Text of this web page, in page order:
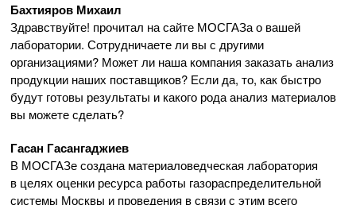
Бахтияров Михаил
Здравствуйте! прочитал на сайте МОСГАЗа о вашей
лаборатории. Сотрудничаете ли вы с другими
организациями? Может ли наша компания заказать анализ
продукции наших поставщиков? Если да, то, как быстро
будут готовы результаты и какого рода анализ материалов
вы можете сделать?
Гасан Гасангаджиев
В МОСГАЗе создана материаловедческая лаборатория
в целях оценки ресурса работы газораспределительной
системы Москвы и проведения в связи с этим всего